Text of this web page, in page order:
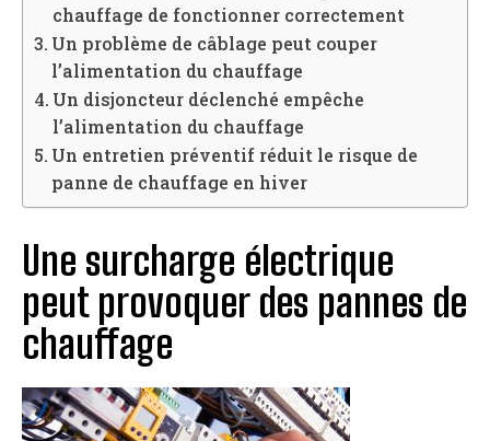
chauffage de fonctionner correctement
Un problème de câblage peut couper
l’alimentation du chauffage
Un disjoncteur déclenché empêche
l’alimentation du chauffage
Un entretien préventif réduit le risque de
panne de chauffage en hiver
Une surcharge électrique
peut provoquer des pannes de
chauffage